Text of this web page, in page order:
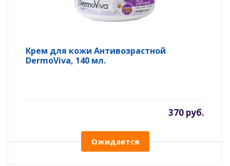
Крем для кожи Антивозрастной
DermoViva, 140 мл.
370 руб.
Ожидается